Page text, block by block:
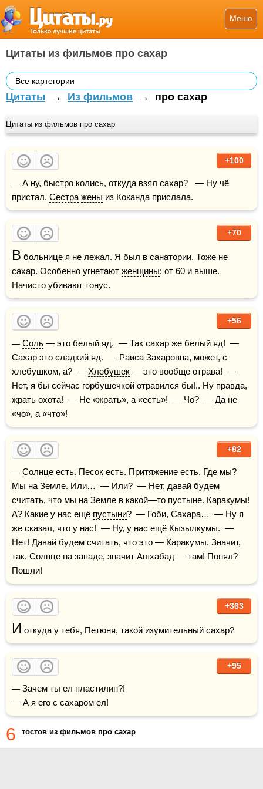
Меню
Цитаты из фильмов про сахар
Все картегории
Цитаты → Из фильмов → про сахар
Цитаты из фильмов про сахар
+100
— А ну, быстро колись, откуда взял сахар?   — Ну чё
пристал. Сестра жены из Коканда прислала.
+70
В больнице я не лежал. Я был в санатории. Тоже не
сахар. Особенно угнетают женщины: от 60 и выше.
Начисто убивают тонус.
+56
Соль — это белый яд.  — Так сахар же белый яд!  —
Сахар это сладкий яд.  — Раиса Захаровна, может, с
хлебушком, а?  — Хлебушек — это вообще отрава!  —
Нет, я бы сейчас горбушечкой отравился бы!.. Ну правда,
жрать охота!  — Не «жрать», а «есть»!  — Чо?  — Да не
«чо», а «что»!
+82
Солнце есть. Песок есть. Притяжение есть. Где мы?
Мы на Земле. Или…  — Или?  — Нет, давай будем
считать, что мы на Земле в какой—то пустыне. Каракумы!
А? Какие у нас ещё пустыни?  — Гоби, Сахара…  — Ну я
же сказал, что у нас!  — Ну, у нас ещё Кызылкумы.  —
Нет! Давай будем считать, что это — Каракумы. Значит,
так. Солнце на западе, значит Ашхабад — там! Понял?
Пошли!
+363
И
+95
— Зачем ты ел пластилин?!
— А я его с сахаром ел!
6 тостов из фильмов про сахар